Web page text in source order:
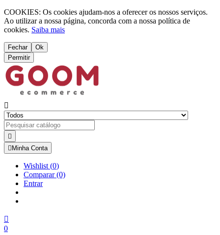
COOKIES: Os cookies ajudam-nos a oferecer os nossos serviços.
Ao utilizar a nossa página, concorda com a nossa política de
cookies. Saiba mais
Fechar
Ok
Permitir


 Minha Conta
Wishlist (0)
Comparar(0)
Entrar

0